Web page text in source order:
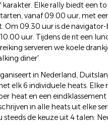
karakter. Elke rally biedt een
vanaf 09.00 uur, met
09.30 uur is de
uur. Tijdens de rit een
serveren we koele
diner'.
in Nederland,
elk 6 individuele heats. Elke
heat en een eindklassement
in alle heats uit elke
steeds de keuze uit 4 talen: